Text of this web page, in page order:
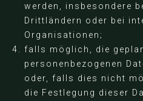
werden, insbesondere
Drittländern oder bei
Organisationen;
falls möglich, die
personenbezogenen
oder, falls dies nicht
die Festlegung dieser